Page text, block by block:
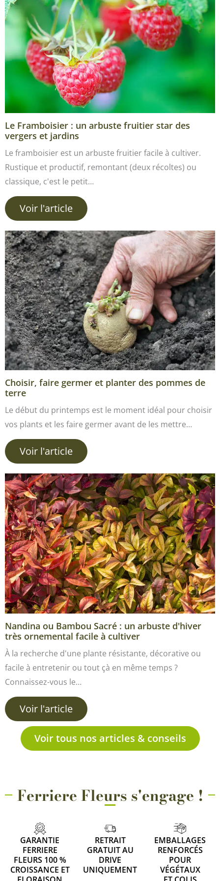
Le Framboisier : un arbuste fruitier star des
vergers et jardins
Le framboisier est un arbuste fruitier facile à cultiver.
Rustique et productif, remontant (deux récoltes) ou
classique, c'est le petit…
Voir l'article
Choisir, faire germer et planter des pommes de
terre
Le début du printemps est le moment idéal pour choisir
vos plants et les faire germer avant de les mettre…
Voir l'article
Nandina ou Bambou Sacré : un arbuste d'hiver
très ornemental facile à cultiver
À la recherche d'une plante résistante, décorative ou
facile à entretenir ou tout çà en même temps ?
Connaissez-vous le…
Voir l'article
Voir tous nos articles & conseils
Ferriere Fleurs s'engage !
GARANTIE
FERRIERE
FLEURS 100 %
CROISSANCE ET
RETRAIT
GRATUIT AU
DRIVE
UNIQUEMENT
EMBALLAGES
RENFORCÉS
POUR
VÉGÉTAUX